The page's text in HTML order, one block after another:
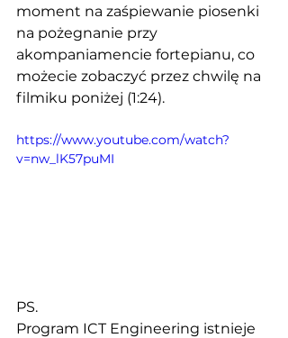
moment na zaśpiewanie piosenki
na pożegnanie przy
akompaniamencie fortepianu, co
możecie zobaczyć przez chwilę na
filmiku poniżej (1:24).
https://www.youtube.com/watch?
v=nw_lK57puMI
PS.
Program ICT Engineering istnieje